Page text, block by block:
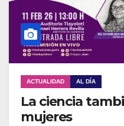
ACTUALIDAD AL DÍA
La ciencia
mujeres